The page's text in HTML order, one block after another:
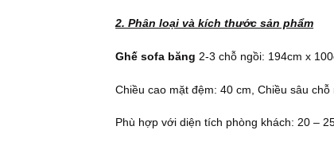
2. Phân loại và kích thước sản phẩm
Ghế sofa băng 2-3 chỗ ngồi: 194cm x
Chiều cao mặt đệm: 40 cm, Chiều sâu chỗ
Phù hợp với diện tích phòng khách: 20 –